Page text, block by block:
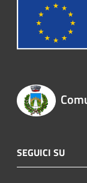
SEGUICI SU